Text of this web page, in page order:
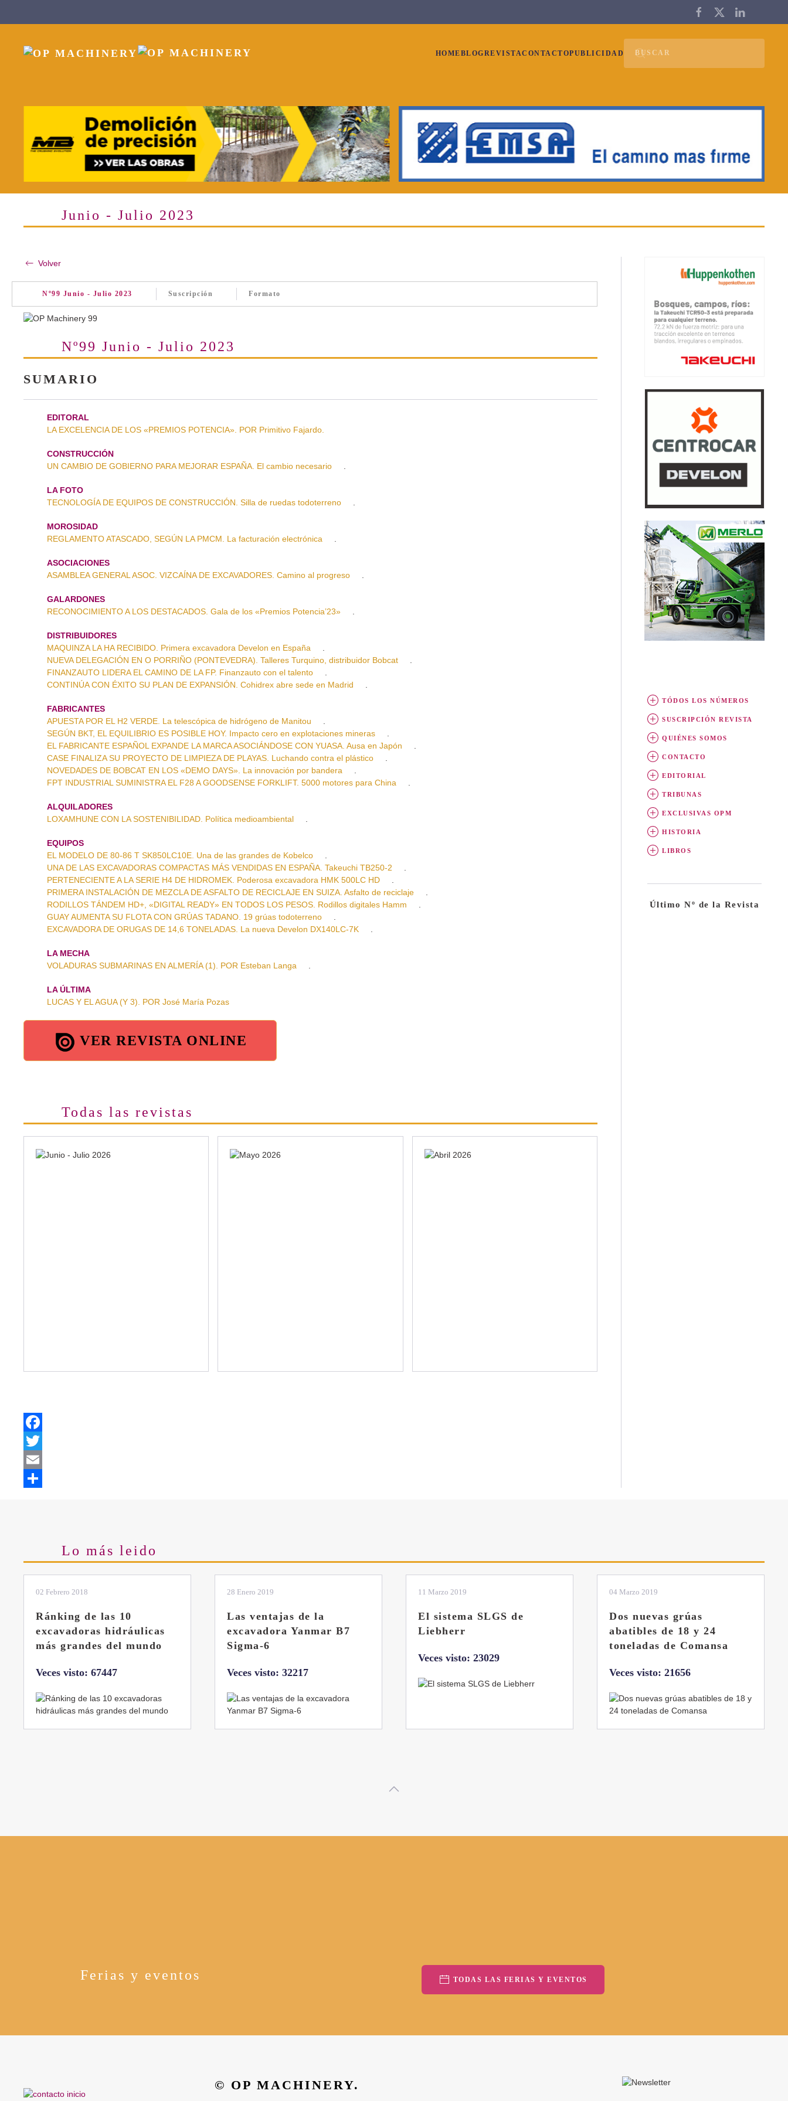
HOMEBLOGREVISTACONTACTOPUBLICIDAD
Junio - Julio 2023
Volver
Nº99 Junio - Julio 2023 Suscripción Formato
Nº99 Junio - Julio 2023
SUMARIO
EDITORAL
LA EXCELENCIA DE LOS «PREMIOS POTENCIA». POR Primitivo Fajardo.
CONSTRUCCIÓN
UN CAMBIO DE GOBIERNO PARA MEJORAR ESPAÑA. El cambio necesario
.
LA FOTO
TECNOLOGÍA DE EQUIPOS DE CONSTRUCCIÓN. Silla de ruedas todoterreno
.
MOROSIDAD
REGLAMENTO ATASCADO, SEGÚN LA PMCM. La facturación electrónica
.
ASOCIACIONES
ASAMBLEA GENERAL ASOC. VIZCAÍNA DE EXCAVADORES. Camino al progreso
.
GALARDONES
RECONOCIMIENTO A LOS DESTACADOS. Gala de los «Premios Potencia’23»
.
DISTRIBUIDORES
MAQUINZA LA HA RECIBIDO. Primera excavadora Develon en España
.
NUEVA DELEGACIÓN EN O PORRIÑO (PONTEVEDRA). Talleres Turquino, distribuidor Bobcat
.
FINANZAUTO LIDERA EL CAMINO DE LA FP. Finanzauto con el talento
.
CONTINÚA CON ÉXITO SU PLAN DE EXPANSIÓN. Cohidrex abre sede en Madrid
.
FABRICANTES
APUESTA POR EL H2 VERDE. La telescópica de hidrógeno de Manitou
.
SEGÚN BKT, EL EQUILIBRIO ES POSIBLE HOY. Impacto cero en explotaciones mineras
.
EL FABRICANTE ESPAÑOL EXPANDE LA MARCA ASOCIÁNDOSE CON YUASA. Ausa en Japón
.
CASE FINALIZA SU PROYECTO DE LIMPIEZA DE PLAYAS. Luchando contra el plástico
.
NOVEDADES DE BOBCAT EN LOS «DEMO DAYS». La innovación por bandera
.
FPT INDUSTRIAL SUMINISTRA EL F28 A GOODSENSE FORKLIFT. 5000 motores para China
.
ALQUILADORES
LOXAMHUNE CON LA SOSTENIBILIDAD. Política medioambiental
.
EQUIPOS
EL MODELO DE 80-86 T SK850LC10E. Una de las grandes de Kobelco
.
UNA DE LAS EXCAVADORAS COMPACTAS MÁS VENDIDAS EN ESPAÑA. Takeuchi TB250-2
.
PERTENECIENTE A LA SERIE H4 DE HIDROMEK. Poderosa excavadora HMK 500LC HD
.
PRIMERA INSTALACIÓN DE MEZCLA DE ASFALTO DE RECICLAJE EN SUIZA. Asfalto de reciclaje
.
RODILLOS TÁNDEM HD+, «DIGITAL READY» EN TODOS LOS PESOS. Rodillos digitales Hamm
.
GUAY AUMENTA SU FLOTA CON GRÚAS TADANO. 19 grúas todoterreno
.
EXCAVADORA DE ORUGAS DE 14,6 TONELADAS. La nueva Develon DX140LC-7K
.
LA MECHA
VOLADURAS SUBMARINAS EN ALMERÍA (1). POR Esteban Langa
.
LA ÚLTIMA
LUCAS Y EL AGUA (Y 3). POR José María Pozas
VER REVISTA ONLINE
Todas las revistas
Facebook
Twitter
Email
TÓDOS LOS NÚMEROS
SUSCRIPCIÓN REVISTA
QUIÉNES SOMOS
CONTACTO
EDITORIAL
TRIBUNAS
EXCLUSIVAS OPM
HISTORIA
LIBROS
Último Nº de la Revista
Lo más leido
28 Enero 2019
Las ventajas de la
excavadora Yanmar B7
Sigma-6
Veces visto: 32217
11 Marzo 2019
El sistema SLGS de
Liebherr
04 Marzo 2019
Dos nuevas grúas
abatibles de 18 y 24
01 Febrero 2019
La botella aún no está
llena
Ferias y eventos TODAS LAS FERIAS Y EVENTOS
© OP MACHINERY.